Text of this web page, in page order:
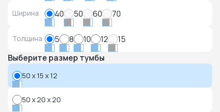
Ширина 40 50 60 70
Толщина 5 8 10 12
15
Выберите размер тумбы
50 x 15 x 12
50 x 20 x 20